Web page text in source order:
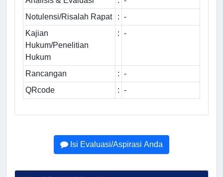
Notulensi/Risalah Rapat
: -
Kajian
Hukum/Penelitian
Hukum
: -
Rancangan : -
QRcode
: -
Isi Evaluasi/Aspirasi Anda